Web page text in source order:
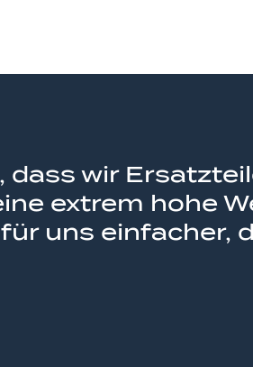
wir
extrem hohe
uns einfacher,